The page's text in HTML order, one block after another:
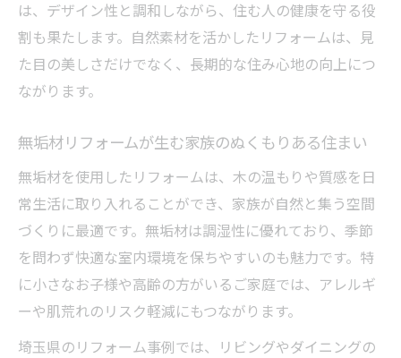
は、デザイン性と調和しながら、住む人の健康を守る役
割も果たします。自然素材を活かしたリフォームは、見
た目の美しさだけでなく、長期的な住み心地の向上につ
ながります。
無垢材リフォームが生む家族のぬくもりある住まい
無垢材を使用したリフォームは、木の温もりや質感を日
常生活に取り入れることができ、家族が自然と集う空間
づくりに最適です。無垢材は調湿性に優れており、季節
を問わず快適な室内環境を保ちやすいのも魅力です。特
に小さなお子様や高齢の方がいるご家庭では、アレルギ
ーや肌荒れのリスク軽減にもつながります。
埼玉県のリフォーム事例では、リビングやダイニングの